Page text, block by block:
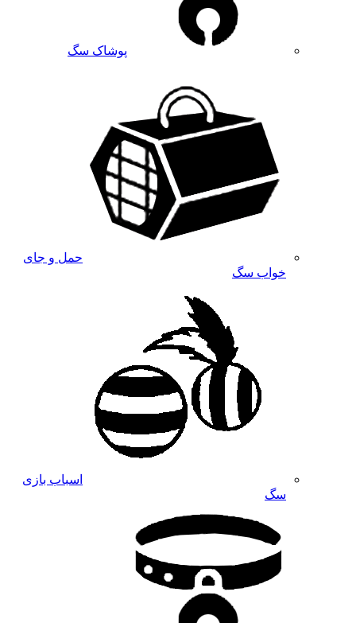
پوشاک سگ
حمل و جای
خواب سگ
اسباب بازی
سگ